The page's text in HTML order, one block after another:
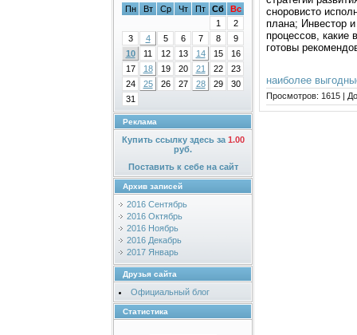
Пн
Вт Ср Чт Пт Сб
Вс
1
2
3
4 5 6 7 8
9
10
11 12 13 14 15
16
17
18 19 20 21 22
23
24
25 26 27 28 29
30
31
Реклама
Купить ссылку здесь за 1.00
руб.
Поставить к себе на сайт
Архив записей
2016 Сентябрь
2016 Октябрь
2016 Ноябрь
2016 Декабрь
2017 Январь
Друзья сайта
Официальный блог
Статистика
сноровисто
плана; Инвестор
процессов, какие
готовы
наиболее
Просмотров: 1615 |